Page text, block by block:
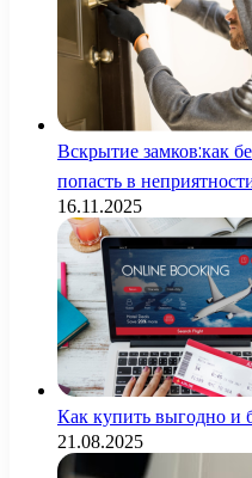
Вскрытие замков:как
попасть в
16.11.2025
Как купить выгодно и
21.08.2025